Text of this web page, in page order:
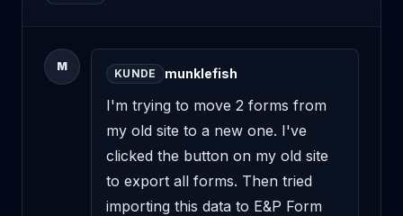
M
KUNDE munklefish
I'm trying to move 2 forms from
my old site to a new one. I've
clicked the button on my old site
to export all forms. Then tried
importing this data to E&P Form